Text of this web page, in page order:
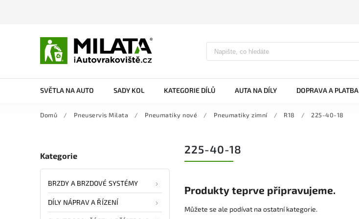
SVĚTLA NA AUTO SADY KOL KATEGORIE DÍLŮ AUTA NA DÍLY DOPRAVA A PLATBA
Domů / Pneuservis Milata / Pneumatiky nové / Pneumatiky zimní / R18 / 225-40-18
Kategorie
BRZDY A BRZDOVÉ SYSTÉMY
DÍLY NÁPRAV A ŘÍZENÍ
225-40-18
Produkty teprve připravujeme.
Můžete se ale podívat na ostatní kategorie.